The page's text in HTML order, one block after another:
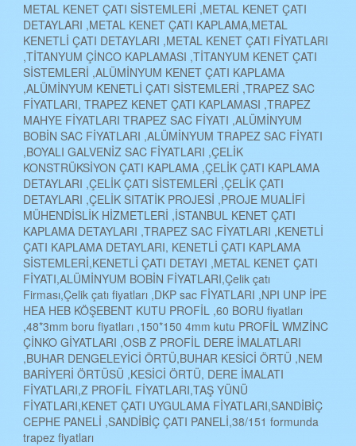
METAL KENET ÇATI SİSTEMLERİ ,METAL KENET ÇATI
DETAYLARI ,METAL KENET ÇATI KAPLAMA,METAL
KENETLİ ÇATI DETAYLARI ,METAL KENET ÇATI FİYATLARI
,TİTANYUM ÇİNCO KAPLAMASI ,TİTANYUM KENET ÇATI
SİSTEMLERİ ,ALÜMİNYUM KENET ÇATI KAPLAMA
,ALÜMİNYUM KENETLİ ÇATI SİSTEMLERİ ,TRAPEZ SAC
FİYATLARI, TRAPEZ KENET ÇATI KAPLAMASI ,TRAPEZ
MAHYE FİYATLARI TRAPEZ SAC FİYATI ,ALÜMİNYUM
BOBİN SAC FİYATLARI ,ALÜMİNYUM TRAPEZ SAC FİYATI
,BOYALI GALVENİZ SAC FİYATLARI ,ÇELİK
KONSTRÜKSİYON ÇATI KAPLAMA ,ÇELİK ÇATI KAPLAMA
DETAYLARI ,ÇELİK ÇATI SİSTEMLERİ ,ÇELİK ÇATI
DETAYLARI ,ÇELİK SITATİK PROJESİ ,PROJE MUALİFİ
MÜHENDİSLİK HİZMETLERİ ,İSTANBUL KENET ÇATI
KAPLAMA DETAYLARI ,TRAPEZ SAC FİYATLARI ,KENETLİ
ÇATI KAPLAMA DETAYLARI, KENETLİ ÇATI KAPLAMA
SİSTEMLERİ,KENETLİ ÇATI DETAYI ,METAL KENET ÇATI
FİYATI,ALÜMİNYUM BOBİN FİYATLARI,Çelik çatı
Firması,Çelik çatı fiyatları ,DKP sac FİYATLARI ,NPI UNP İPE
HEA HEB KÖŞEBENT KUTU PROFİL ,60 BORU fiyatları
,48*3mm boru fiyatları ,150*150 4mm kutu PROFİL WMZİNC
ÇİNKO GİYATLARI ,OSB Z PROFİL DERE İMALATLARI
,BUHAR DENGELEYİCİ ÖRTÜ,BUHAR KESİCİ ÖRTÜ ,NEM
BARİYERİ ÖRTÜSÜ ,KESİCİ ÖRTÜ, DERE İMALATI
FİYATLARI,Z PROFİL FİYATLARI,TAŞ YÜNÜ
FİYATLARI,KENET ÇATI UYGULAMA FİYATLARI,SANDİBİÇ
CEPHE PANELİ ,SANDİBİÇ ÇATI PANELİ,38/151 formunda
trapez fiyatları